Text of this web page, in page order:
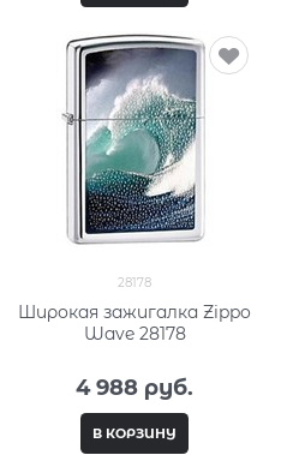
28178
Широкая зажигалка Zippo
Wave 28178
4 988 руб.
В КОРЗИНУ